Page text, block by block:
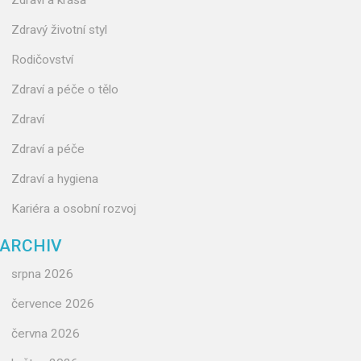
Zdravý životní styl
Rodičovství
Zdraví a péče o tělo
Zdraví
Zdraví a péče
Zdraví a hygiena
Kariéra a osobní rozvoj
ARCHIV
srpna 2026
července 2026
června 2026